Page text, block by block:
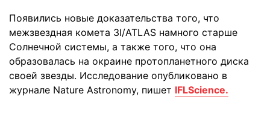
Появились новые доказательства того, что
межзвездная комета 3I/ATLAS намного старше
Солнечной системы, а также того, что она
образовалась на окраине протопланетного диска
своей звезды. Исследование опубликовано в
журнале Nature Astronomy, пишет IFLScience.